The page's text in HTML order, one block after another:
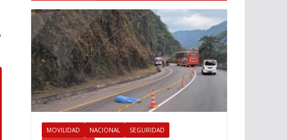
MOVILIDAD NACIONAL
SEGURIDAD